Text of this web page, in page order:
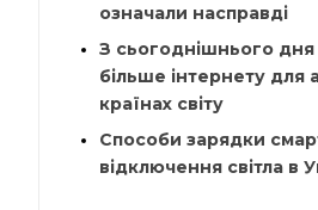
означали насправді
З сьогоднішнього
більше інтернету для
країнах світу
Способи зарядки
відключення світла в